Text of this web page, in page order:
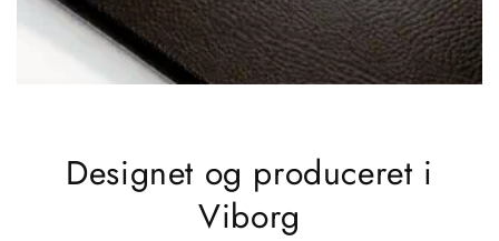
Designet og produceret i
Viborg